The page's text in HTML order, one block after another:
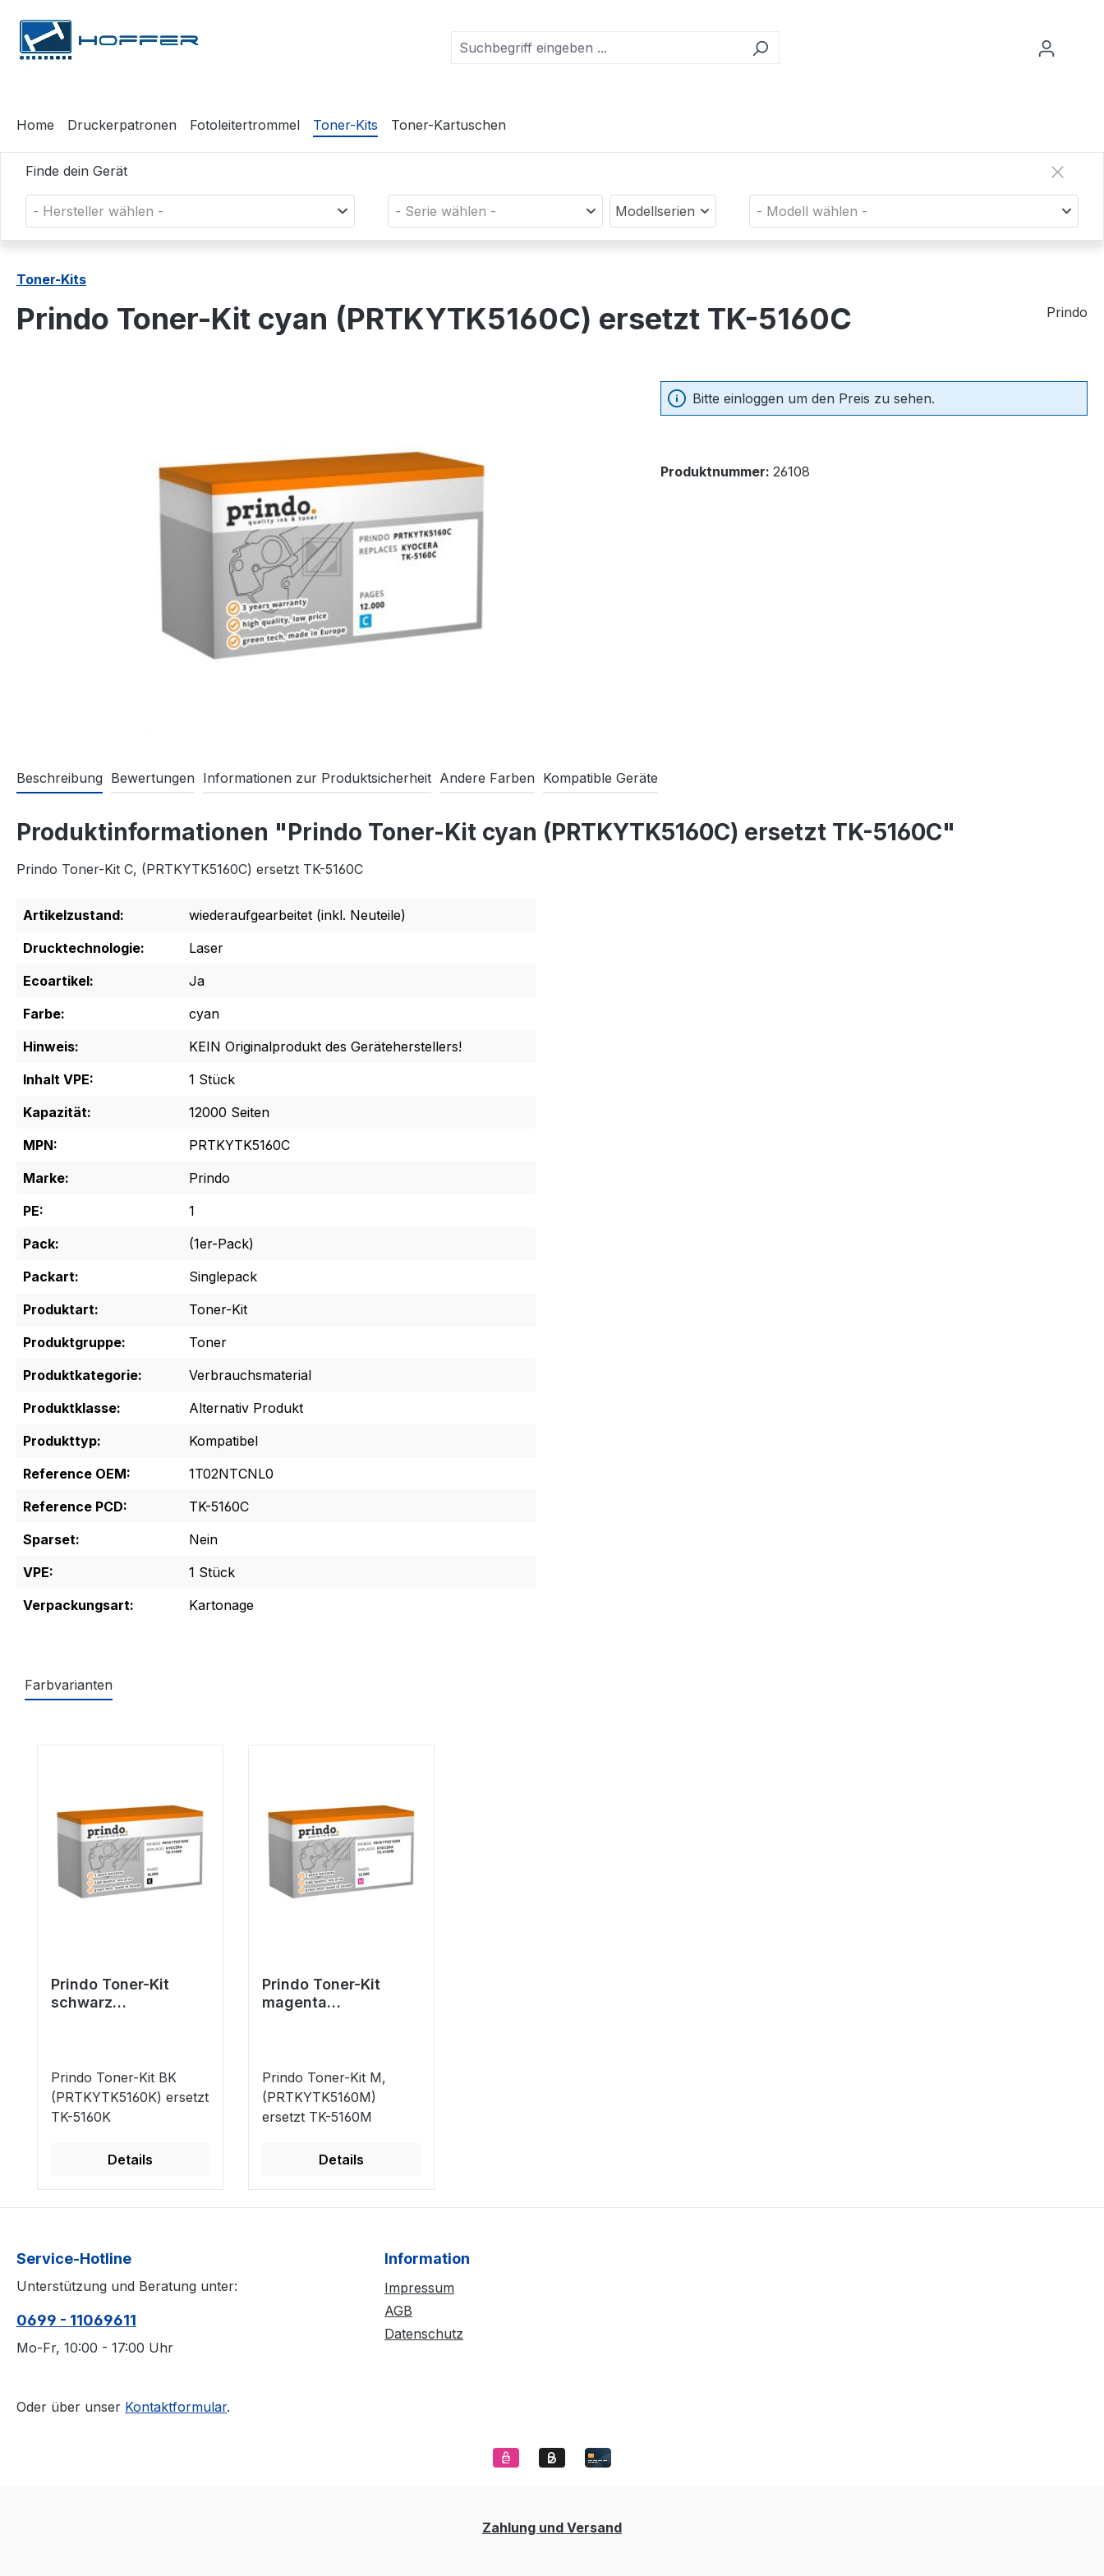
Hauptinhalt springen
Zur Suche springen
Zur Hauptnavigation springen
Home Druckerpatronen Fotoleitertrommel Toner-Kits Toner-Kartuschen
Finde dein Gerät
- Hersteller wählen - - Serie wählen - Modellserien - Modell wählen -
Toner-Kits
Prindo Toner-Kit cyan (PRTKYTK5160C) ersetzt TK-5160C Prindo
Bitte einloggen um den Preis zu sehen.
Produktnummer: 26108
Beschreibung Bewertungen Informationen zur Produktsicherheit Andere Farben Kompatible Geräte
Produktinformationen "Prindo Toner-Kit cyan (PRTKYTK5160C) ersetzt TK-5160C"
Prindo Toner-Kit C, (PRTKYTK5160C) ersetzt TK-5160C
Artikelzustand:
wiederaufgearbeitet (inkl. Neuteile)
Drucktechnologie:
Laser
Ecoartikel:
Ja
Farbe:
cyan
Hinweis:
KEIN Originalprodukt des Geräteherstellers!
Inhalt VPE:
1 Stück
Kapazität:
12000 Seiten
MPN:
PRTKYTK5160C
Marke:
Prindo
PE:
1
Pack:
(1er-Pack)
Packart:
Singlepack
Produktart:
Toner-Kit
Produktgruppe:
Toner
Produktkategorie:
Verbrauchsmaterial
Produktklasse:
Alternativ Produkt
Produkttyp:
Kompatibel
Reference OEM:
1T02NTCNL0
Reference PCD:
TK-5160C
Sparset:
Nein
VPE:
1 Stück
Verpackungsart:
Kartonage
Farbvarianten
Prindo Toner-Kit
schwarz
Prindo Toner-Kit BK
(PRTKYTK5160K) ersetzt
TK-5160K
Details
Prindo Toner-Kit
magenta
Prindo Toner-Kit M,
(PRTKYTK5160M)
ersetzt TK-5160M
Details
Service-Hotline
Unterstützung und Beratung unter:
0699 - 11069611
Mo-Fr, 10:00 - 17:00 Uhr
Oder über unser Kontaktformular.
Information
Impressum
AGB
Datenschutz
Zahlung und Versand